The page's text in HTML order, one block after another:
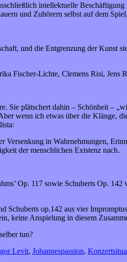
intellektuelle Beschäftigung
und Zuhörern selbst auf dem
und die Entgrenzung der Kunst
Fischer-Lichte, Clemens Risi, Jens
Sie plätschert dahin – Schönheit –
wenn ich etwas über die Klänge,
Versenkung in Wahrnehmungen,
der menschlichen Existenz nach.
Op. 117 sowie Schuberts Op. 142
Schuberts op.142 aus vier
keine Anspielung in diesem
tun?
Levit, Johannespassion,